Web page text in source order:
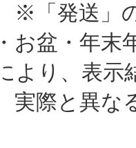
発送」の
お盆・年末
より、表示
際と異なる